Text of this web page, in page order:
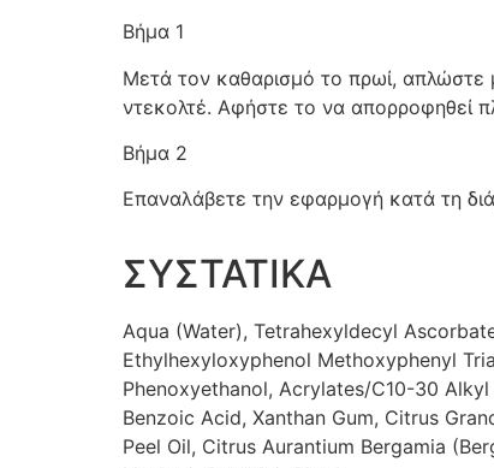
Βήμα 1
Μετά τον καθαρισμό το πρωί,
ντεκολτέ. Αφήστε το να απορροφηθεί
Βήμα 2
Επαναλάβετε την εφαρμογή κατά τη
ΣΥΣΤΑΤΙΚΑ
Aqua (Water), Tetrahexyldecyl
Ethylhexyloxyphenol Methoxyphenyl
Phenoxyethanol, Acrylates/C10-30
Benzoic Acid, Xanthan Gum, Citrus
Peel Oil, Citrus Aurantium Bergamia